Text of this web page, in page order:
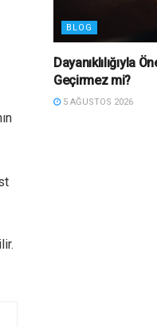
BLOG
Dayanıklılığıyla
Geçirmez mi?
5 AĞUSTOS 2026